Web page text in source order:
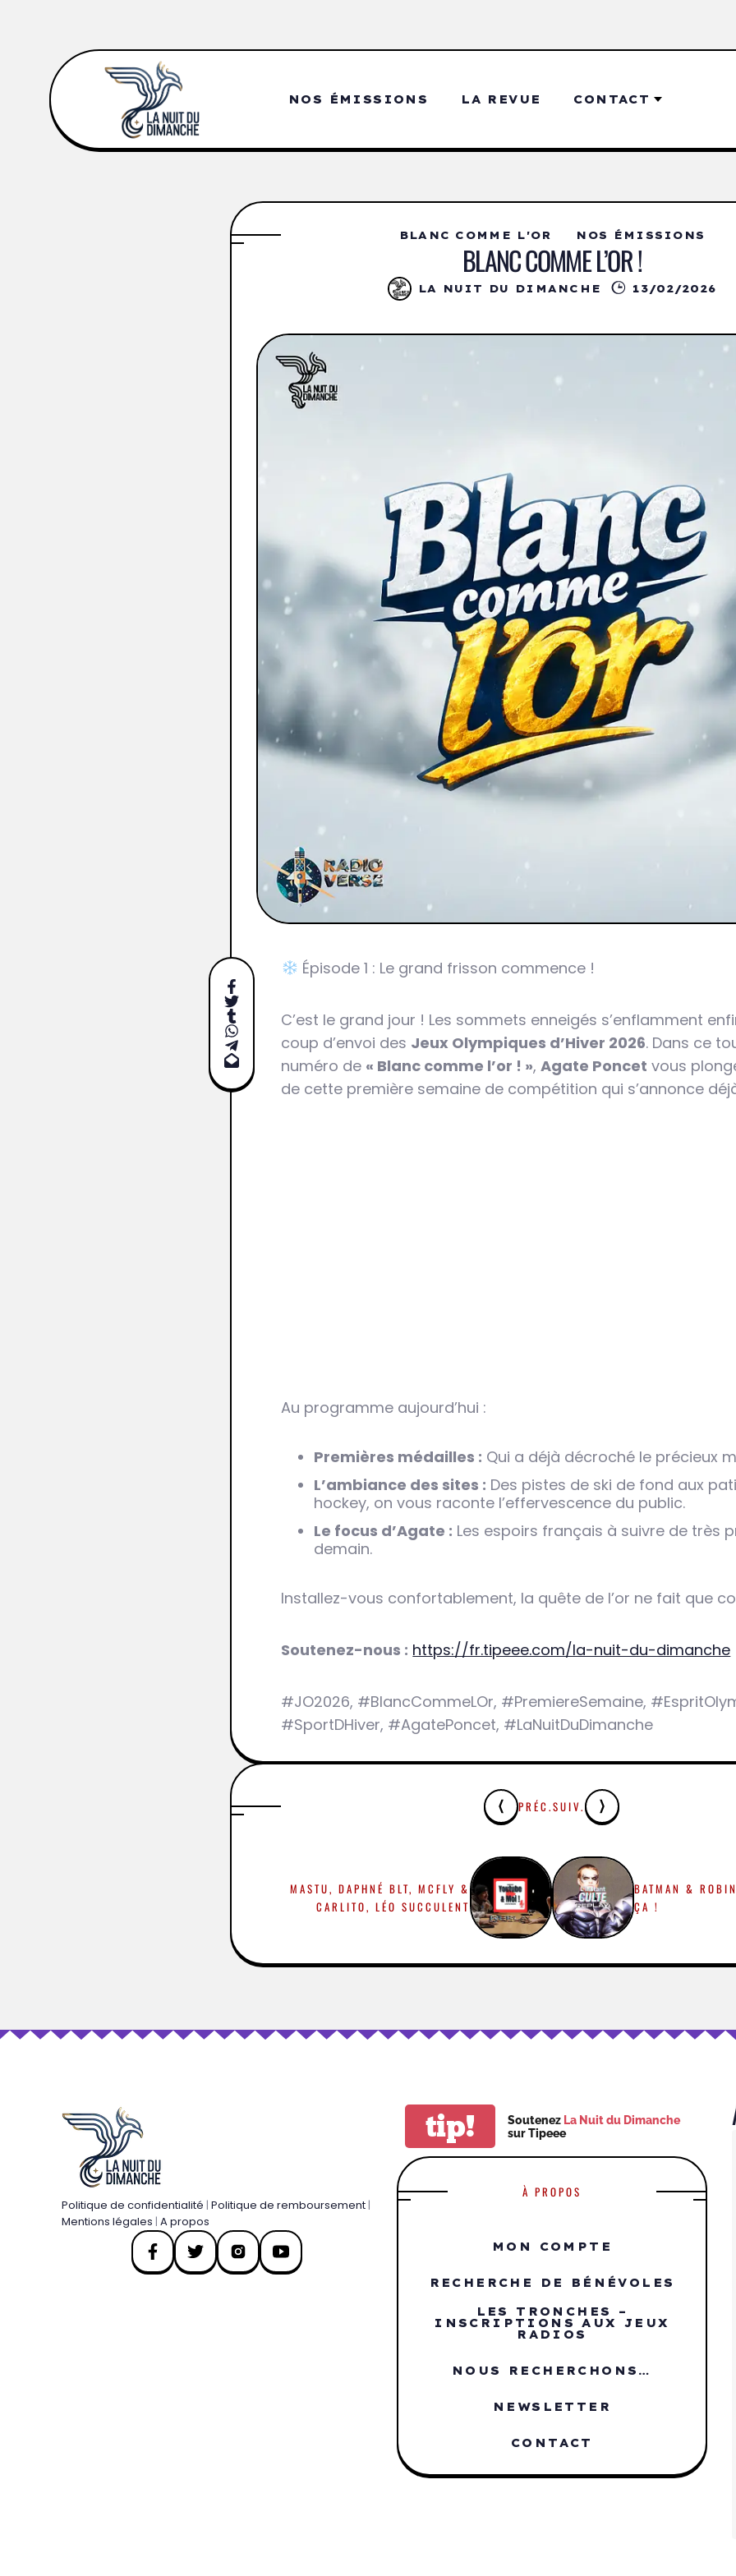
NOS ÉMISSIONS LA REVUE CONTACT
BLANC COMME L'OR NOS ÉMISSIONS
BLANC COMME L’OR !
LA NUIT DU DIMANCHE 13/02/2026
Épisode 1 : Le grand frisson commence !
C’est le grand jour ! Les sommets enneigés s’enflamment
coup d’envoi des Jeux Olympiques d’Hiver 2026. Dans ce
numéro de « Blanc comme l’or ! »,Agate Poncet vous
de cette première semaine de compétition qui s’annonce
Au programme aujourd’hui :
Premières médailles : Qui a déjà décroché le précieux
L’ambiance des sites : Des pistes de ski de fond aux
hockey, on vous raconte l’effervescence du public.
Le focus d’Agate : Les espoirs français à suivre de très
demain.
Installez-vous confortablement, la quête de l’or ne fait que
Soutenez-nous : https://fr.tipeee.com/la-nuit-du-dimanche
#JO2026, #BlancCommeLOr, #PremiereSemaine,
#SportDHiver, #AgatePoncet, #LaNuitDuDimanche
PRÉC.SUIV.
MASTU, DAPHNÉ BLT, MCFLY &
CARLITO, LÉO SUCCULENT
BATMAN &
ÇA !
Politique de confidentialité | Politique de remboursement|
Mentions légales | A propos
tip! Soutenez La Nuit du Dimanche
sur Tipeee
À PROPOS
MON COMPTE
RECHERCHE DE BÉNÉVOLES
LES TRONCHES –
INSCRIPTIONS AUX JEUX
RADIOS
NOUS RECHERCHONS…
NEWSLETTER
CONTACT